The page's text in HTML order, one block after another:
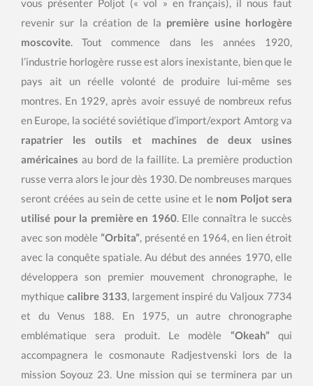
vous présenter Poljot (« vol » en français), il nous faut
revenir sur la création de la première usine horlogère
moscovite. Tout commence dans les années 1920,
l’industrie horlogère russe est alors inexistante, bien que le
pays ait un réelle volonté de produire lui-même ses
montres. En 1929, après avoir essuyé de nombreux refus
en Europe, la société soviétique d’import/export Amtorg va
rapatrier les outils et machines de deux usines
américaines au bord de la faillite. La première production
russe verra alors le jour dès 1930. De nombreuses marques
seront créées au sein de cette usine et lenom Poljot sera
utilisé pour la première en 1960. Elle connaîtra le succès
avec son modèle “Orbita”, présenté en 1964, en lien étroit
avec la conquête spatiale. Au début des années 1970, elle
développera son premier mouvement chronographe, le
mythique calibre 3133, largement inspiré du Valjoux 7734
et du Venus 188. En 1975, un autre chronographe
emblématique sera produit. Le modèle “Okeah”qui
accompagnera le cosmonaute Radjestvenski lors de la
mission Soyouz 23. Une mission qui se terminera par un